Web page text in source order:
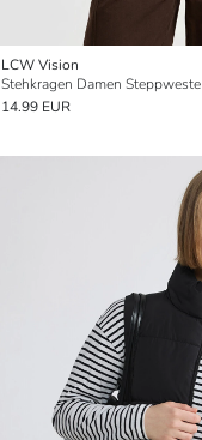
LCW Vision
Stehkragen Damen Steppweste
14.99 EUR